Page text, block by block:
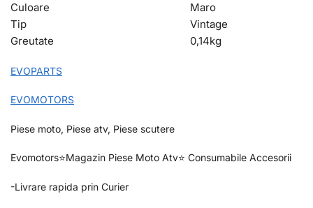
Culoare
Maro
Tip
Vintage
Greutate
0,14kg
EVOPARTS
EVOMOTORS
Piese moto, Piese atv, Piese scutere
Evomotors⭐️Magazin Piese Moto Atv⭐️ Consumabile Accesorii
-Livrare rapida prin Curier